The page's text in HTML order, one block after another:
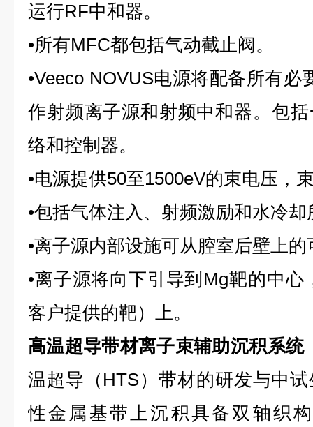
运行RF中和器。
•所有MFC都包括气动截止阀。
•Veeco NOVUS电源将配备所有必
作射频离子源和射频中和器。包
络和控制器。
•电源提供50至1500eV的束电压，
•包括气体注入、射频激励和水冷
•离子源内部设施可从腔室后壁上
•离子源将向下引导到Mg靶的中
客户提供的靶）上。
高温超导带材离子束辅助沉积系统
温超导（HTS）带材的研发与中
性金属基带上沉积具备双轴织